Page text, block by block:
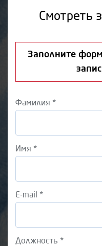
Смотреть
Заполните
Фамилия *
Имя *
E-mail *
Должность *